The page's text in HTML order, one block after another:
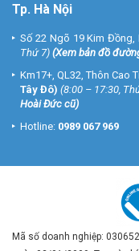
Tp. Hà Nội
Số 22 Ngõ 19 Kim Đồng,
Thứ 7) (Xem bản đồ
Km17+, QL32, Thôn Cao
Tây Đô) (8:00 – 17:30,
Hoài Đức cũ)
Hotline: 0989 067 969
Mã số doanh nghiệp: